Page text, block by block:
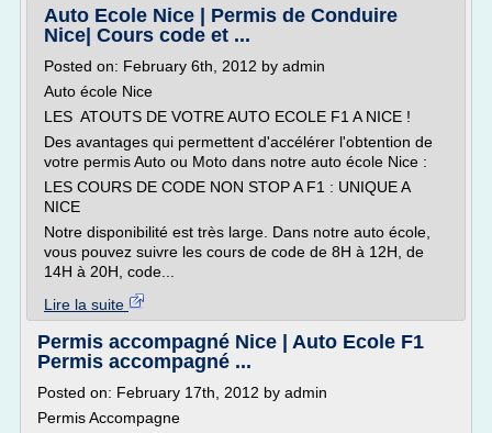
Auto Ecole Nice | Permis de Conduire
Nice| Cours code et ...
Posted on: February 6th, 2012 by admin
Auto école Nice
LES ATOUTS DE VOTRE AUTO ECOLE F1 A NICE !
Des avantages qui permettent d'accélérer l'obtention de
votre permis Auto ou Moto dans notre auto école Nice :
LES COURS DE CODE NON STOP A F1 : UNIQUE A
NICE
Notre disponibilité est très large. Dans notre auto école,
vous pouvez suivre les cours de code de 8H à 12H, de
14H à 20H, code...
Lire la suite
Permis accompagné Nice | Auto Ecole F1
Permis accompagné ...
Posted on: February 17th, 2012 by admin
Permis Accompagne